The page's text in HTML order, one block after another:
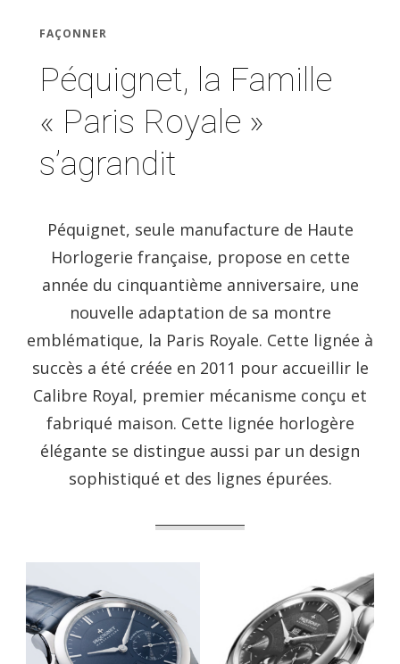
FAÇONNER
Péquignet, la Famille
« Paris Royale »
s’agrandit
Péquignet, seule manufacture de Haute
Horlogerie française, propose en cette
année du cinquantième anniversaire, une
nouvelle adaptation de sa montre
emblématique, la Paris Royale. Cette lignée à
succès a été créée en 2011 pour accueillir le
Calibre Royal, premier mécanisme conçu et
fabriqué maison. Cette lignée horlogère
élégante se distingue aussi par un design
sophistiqué et des lignes épurées.